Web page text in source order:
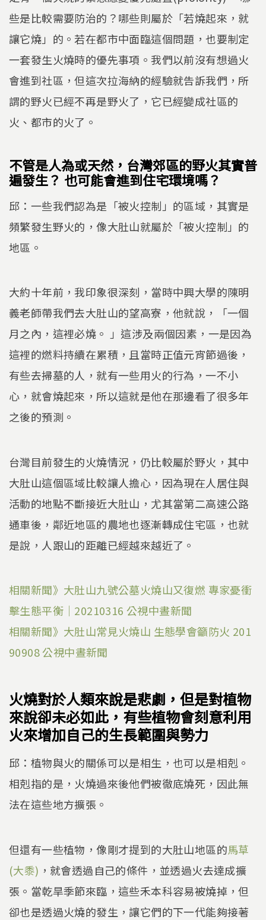
些是比較需要防治的？哪些則屬於「若燒起來，就
讓它燒」的。若在都市中面臨這個問題，也要制定
一套發生火燒時的優先事項。我們以前沒有想過火
會進到社區，但這次拉海納的經驗就告訴我們，所
謂的野火已經不再是野火了，它已經變成社區的
火、都市的火了。
不管是人為或天然，台灣郊區的野火其實普
遍發生？ 也可能會進到住宅環境嗎？
邱：一些我們認為是「被火控制」的區域，其實是
頻繁發生野火的，像大肚山就屬於「被火控制」的
地區。
大約十年前，我印象很深刻，當時中興大學的陳明
義老師帶我們去大肚山的望高寮，他就說，「一個
月之內，這裡必燒。 」這涉及兩個因素，一是因為
這裡的燃料持續在累積，且當時正值元宵節過後，
有些去掃墓的人，就有一些用火的行為，一不小
心，就會燒起來，所以這就是他在那邊看了很多年
之後的預測。
台灣目前發生的火燒情況，仍比較屬於野火，其中
大肚山這個區域比較讓人擔心，因為現在人居住與
活動的地點不斷接近大肚山，尤其當第二高速公路
通車後，鄰近地區的農地也逐漸轉成住宅區，也就
是說，人跟山的距離已經越來越近了。
相關新聞》大肚山九號公墓火燒山又復燃 專家憂衝
擊生態平衡｜20210316 公視中晝新聞
相關新聞》 大肚山常見火燒山 生態學會籲防火 201
90908 公視中晝新聞
火燒對於人類來說是悲劇，但是對植物
來說卻未必如此，有些植物會刻意利用
火來增加自己的生長範圍與勢力
邱：植物與火的關係可以是相生，也可以是相剋。
相剋指的是，火燒過來後他們被徹底燒死，因此無
法在這些地方擴張。
但還有一些植物，像剛才提到的大肚山地區的馬草
(大黍) ，就會透過自己的條件，並透過火去達成擴
張。當乾旱季節來臨，這些禾本科容易被燒掉，但
卻也是透過火燒的發生，讓它們的下一代能夠接著